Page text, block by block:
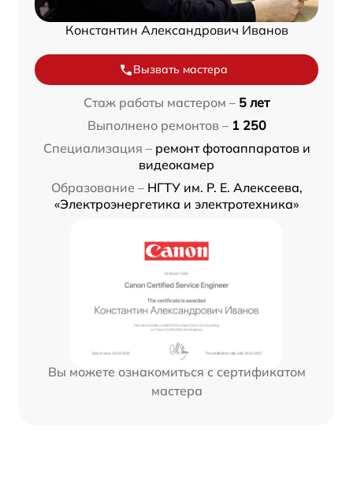
Константин Александрович Иванов
Вызвать мастера
Стаж работы мастером – 5 лет
Выполнено ремонтов – 1 250
Специализация – ремонт фотоаппаратов и
видеокамер
Образование – НГТУ им. Р. Е. Алексеева,
«Электроэнергетика и электротехника»
Вы можете ознакомиться с сертификатом
мастера